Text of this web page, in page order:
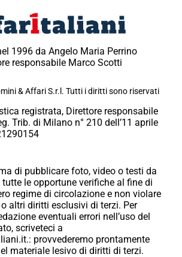
1996 da Angelo Maria Perrino
responsabile Marco Scotti
& Affari S.r.l. Tutti i diritti sono riservati
registrata, Direttore responsabile
Trib. di Milano n° 210 dell’11 aprile
di pubblicare foto, video o testi da
le opportune verifiche al fine di
regime di circolazione e non violare
altri diritti esclusivi di terzi. Per
eventuali errori nell’uso del
scriveteci a
provvederemo prontamente
materiale lesivo di diritti di terzi.